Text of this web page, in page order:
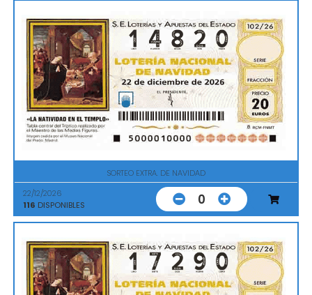
SORTEO EXTRA. DE NAVIDAD
22/12/2026
116 DISPONIBLES 0